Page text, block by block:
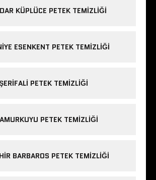
KÜPLÜCE PETEK TEMIZLIĞI
ESENKENT PETEK TEMIZLIĞI
PETEK TEMIZLIĞI
PETEK TEMIZLIĞI
BARBAROS PETEK TEMIZLIĞI